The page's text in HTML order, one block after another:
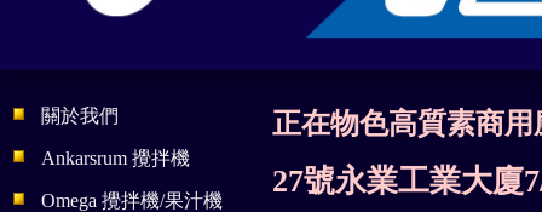
關於我們
Ankarsrum 攪拌機
Omega 攪拌機/果汁機
正在物色高質素商
27號永業工業大廈